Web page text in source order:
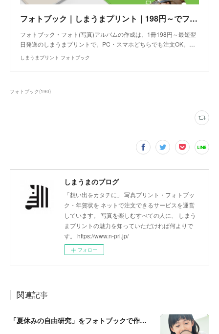
フォトブック｜しまうまプリント｜198円～でフォト(写真)アルバムを作成
フォトブック・フォト(写真)アルバムの作成は、1冊198円～最短翌
日発送のしまうまプリントで。PC・スマホどちらでも注文OK。…
しまうまプリント フォトブック
フォトブック (190)
しまうまのブログ
「想い出をカタチに」 写真プリント・フォトブッ
ク・年賀状を ネットで注文できるサービスを運営
しています。 写真を楽しむすべての人に、 しまう
まプリントの魅力を知っていただければ何よりで
す。 https://www.n-pri.jp/
フォロー
関連記事
「夏休みの自由研究」をフォトブックで作ろう🔎